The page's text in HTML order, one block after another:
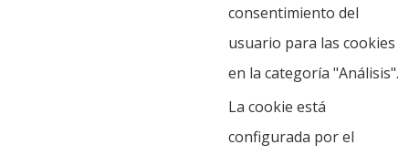
consentimiento del
usuario para las cookies
en la categoría "Análisis".
La cookie está
configurada por el